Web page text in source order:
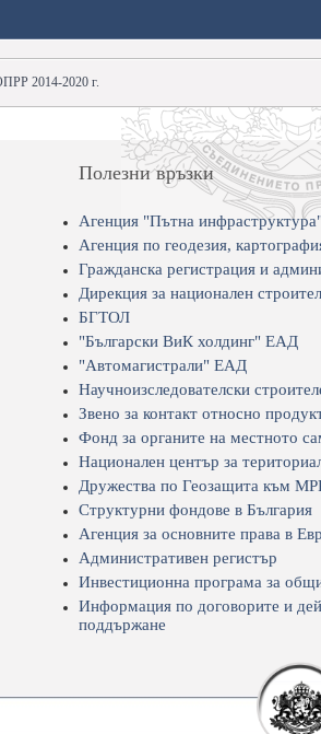
2014-2020 г.
Полезни връзки
Агенция "Пътна
Агенция по геодезия,
Гражданска регистрация и
Дирекция за национален
БГТОЛ
"Български ВиК холдинг" ЕАД
"Автомагистрали" ЕАД
Научноизследователски
Звено за контакт относно
Фонд за органите на местното
Национален център за
Дружества по Геозащита към
Структурни фондове в България
Агенция за основните права в
Административен регистър
Инвестиционна програма за
Информация по договорите и
поддържане